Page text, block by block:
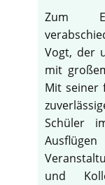
Zum
Vogt, der
mit
Mit seiner
Schüler
und